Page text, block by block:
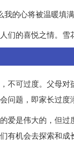
的心将被温暖填满
们的喜悦之情。雪
不可过度。父母
问题，即家长过度
爱是伟大的，但
有机会去探索和成